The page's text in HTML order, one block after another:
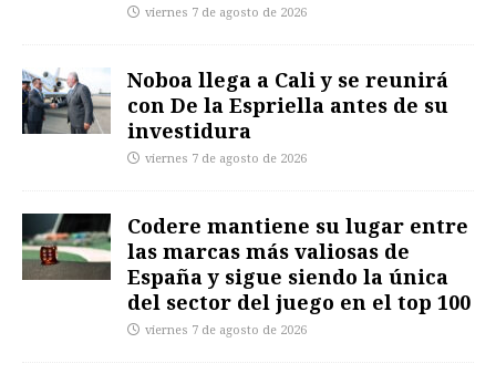
viernes 7 de agosto de 2026
Noboa llega a Cali y se reunirá
con De la Espriella antes de su
investidura
viernes 7 de agosto de 2026
Codere mantiene su lugar entre
las marcas más valiosas de
España y sigue siendo la única
del sector del juego en el top 100
viernes 7 de agosto de 2026